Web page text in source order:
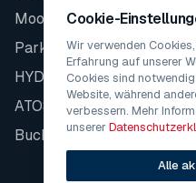
Moog
Parker
HYDAC
ATOS
Bucher
Cookie-
Wir verwenden
Erfahrung auf unserer
Cookies sind
Website, während
verbessern. Mehr
unserer
Alle